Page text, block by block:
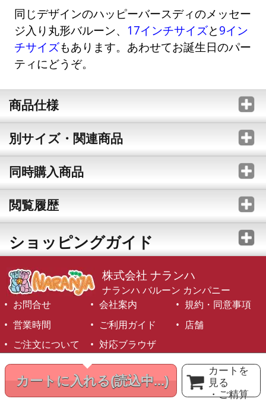
カートに入れる(読込中...)
カートを
見る
・ご精算
同じデザインのハッピーバースディのメッセー
ジ入り丸形バルーン、 17インチサイズと 9イン
チサイズもあります。あわせてお誕生日のパー
ティにどうぞ。
商品仕様
別サイズ・関連商品
同時購入商品
閲覧履歴
ショッピングガイド
株式会社 ナランハ
ナランハ バルーン カンパニー
お問合せ
会社案内
規約・同意事項
営業時間
ご利用ガイド
店舗
ご注文について
対応ブラウザ
©1999-2026 NARANJA Inc. All Rights Reserved.